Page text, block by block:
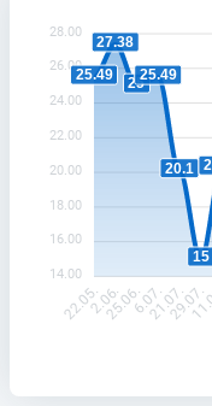
28.00
26.00
24.00
22.00
20.00
18.00
16.00
14.00
25.49
27.38
25
25.49
20.1
15
22.05.2.06.25.06.6.07.21.07.29.07.